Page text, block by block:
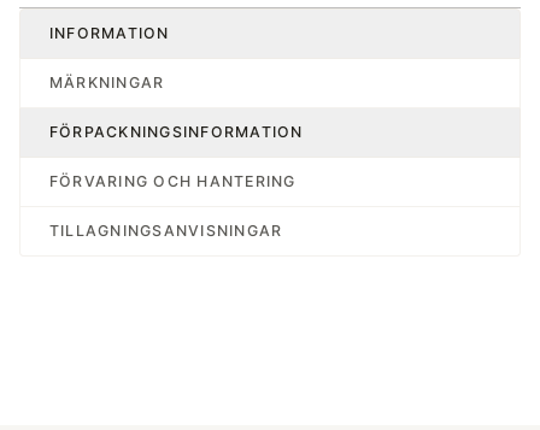
INFORMATION
MÄRKNINGAR
FÖRPACKNINGSINFORMATION
FÖRVARING OCH HANTERING
TILLAGNINGSANVISNINGAR